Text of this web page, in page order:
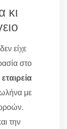
κι
είχε
στο
εταιρεία
με
την